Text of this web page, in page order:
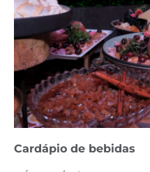
Cardápio de bebidas